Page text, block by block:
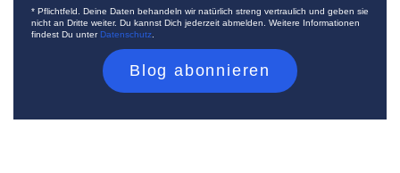
* Pflichtfeld. Deine Daten behandeln wir natürlich streng vertraulich und geben sie
nicht an Dritte weiter. Du kannst Dich jederzeit abmelden. Weitere Informationen
findest Du unterDatenschutz